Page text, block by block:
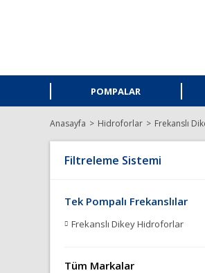
POMPALAR
Anasayfa Hidroforlar Frekanslı
Filtreleme Sistemi
Tek Pompalı Frekanslılar
Frekanslı Dikey Hidroforlar
Tüm Markalar